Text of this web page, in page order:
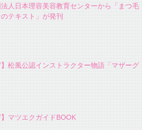
人日本理容美容教育センターから「まつ毛
テキスト」が発刊
松風公認インストラクター物語「マザーグ
マツエクガイドBOOK